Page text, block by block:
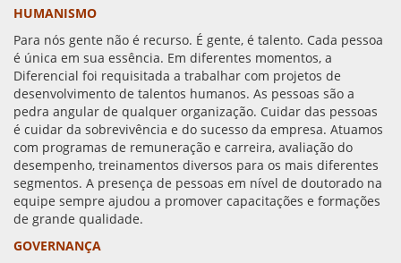
HUMANISMO
Para nós gente não é recurso. É gente, é talento. Cada pessoa
é única em sua essência. Em diferentes momentos, a
Diferencial foi requisitada a trabalhar com projetos de
desenvolvimento de talentos humanos. As pessoas são a
pedra angular de qualquer organização. Cuidar das pessoas
é cuidar da sobrevivência e do sucesso da empresa. Atuamos
com programas de remuneração e carreira, avaliação do
desempenho, treinamentos diversos para os mais diferentes
segmentos. A presença de pessoas em nível de doutorado na
equipe sempre ajudou a promover capacitações e formações
de grande qualidade.
GOVERNANÇA